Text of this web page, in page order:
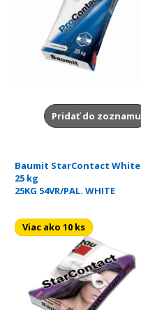
Pridať do zoznamu
Baumit StarContact White
25 kg
25KG 54VR/PAL. WHITE
Viac ako 10 ks